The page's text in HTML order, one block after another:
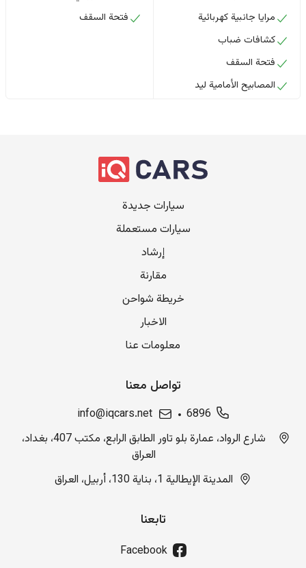
مرايا جانبية كهربائية
كشافات ضباب
فتحة السقف
المصابيح الأمامية ليد
فتحة السقف
سيارات جديدة
سيارات مستعملة
إرشاد
مقارنة
خريطة شواحن
الاخبار
معلومات عنا
تواصل معنا
6896
info@iqcars.net
شارع الرواد، عمارة بلو تاور الطابق الرابع، مكتب 407، بغداد،
العراق
المدينة الإيطالية 1، بناية 130، أربيل، العراق
تابعنا
Facebook